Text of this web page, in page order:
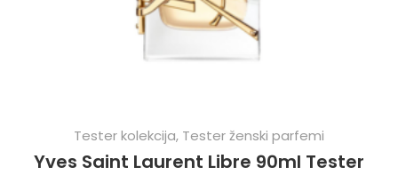
Tester kolekcija, Tester ženski parfemi
Yves Saint Laurent Libre 90ml Tester